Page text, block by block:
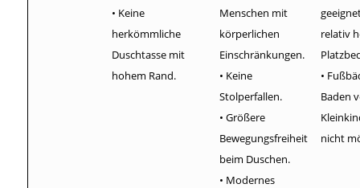
• Keine
herkömmliche
Duschtasse mit
hohem Rand.
Menschen mit
körperlichen
Einschränkungen.
• Keine
Stolperfallen.
• Größere
Bewegungsfreiheit
beim Duschen.
• Modernes
relativ
•
Baden
nicht